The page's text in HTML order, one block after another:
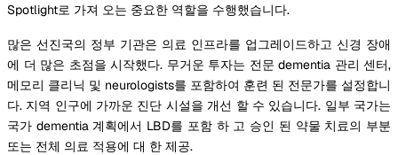
Spotlight로 가져 오는 중요한 역할을 수행했습니다.
많은 선진국의 정부 기관은 의료 인프라를 업그레이드하고 신경 장애
에 더 많은 초점을 시작했다. 무거운 투자는 전문 dementia 관리 센터,
메모리 클리닉 및 neurologists를 포함하여 훈련 된 전문가를 설정합니
다. 지역 인구에 가까운 진단 시설을 개선 할 수 있습니다. 일부 국가는
국가 dementia 계획에서 LBD를 포함 하 고 승인 된 약물 치료의 부분
또는 전체 의료 적용에 대 한 제공.